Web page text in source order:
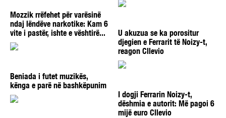
Mozzik rrëfehet për varësinë
ndaj lëndëve narkotike: Kam 6
vite i pastër, ishte e vështirë...
U akuzua se ka porositur
djegien e Ferrarit të Noizy-t,
reagon Cllevio
Beniada i futet muzikës,
kënga e parë në bashkëpunim
I dogji Ferrarin Noizy-t,
dëshmia e autorit: Më pagoi 6
mijë euro Cllevio